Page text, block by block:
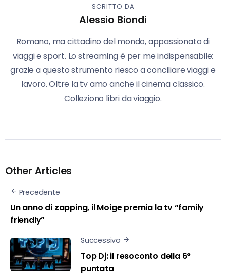
SCRITTO DA
Alessio Biondi
Romano, ma cittadino del mondo, appassionato di
viaggi e sport. Lo streaming è per me indispensabile:
grazie a questo strumento riesco a conciliare viaggi e
lavoro. Oltre la tv amo anche il cinema classico.
Colleziono libri da viaggio.
Other Articles
Precedente
Un anno di zapping, il Moige premia la tv “family
friendly”
Successivo
Top Dj: il resoconto della 6°
puntata